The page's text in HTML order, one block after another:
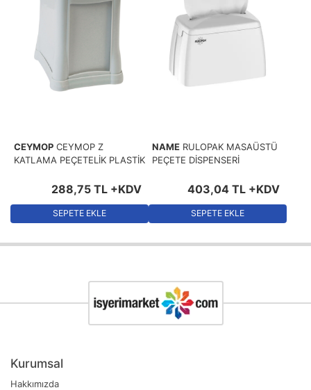
CEYMOP CEYMOP Z
KATLAMA PEÇETELİK PLASTİK
288,75 TL +KDV
SEPETE EKLE
NAME RULOPAK MASAÜSTÜ
PEÇETE DİSPENSERİ
403,04 TL +KDV
SEPETE EKLE
Kurumsal
Hakkımızda